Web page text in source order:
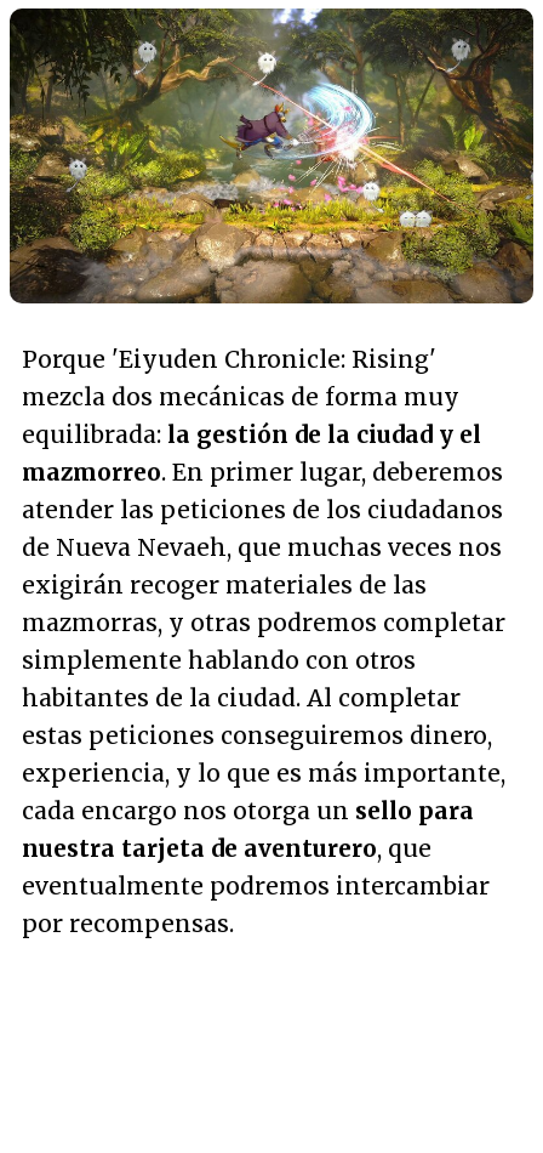
Porque 'Eiyuden Chronicle: Rising'
mezcla dos mecánicas de forma muy
equilibrada: la gestión de la ciudad y el
mazmorreo. En primer lugar, deberemos
atender las peticiones de los ciudadanos
de Nueva Nevaeh, que muchas veces nos
exigirán recoger materiales de las
mazmorras, y otras podremos completar
simplemente hablando con otros
habitantes de la ciudad. Al completar
estas peticiones conseguiremos dinero,
experiencia, y lo que es más importante,
cada encargo nos otorga un sello para
nuestra tarjeta de aventurero, que
eventualmente podremos intercambiar
por recompensas.